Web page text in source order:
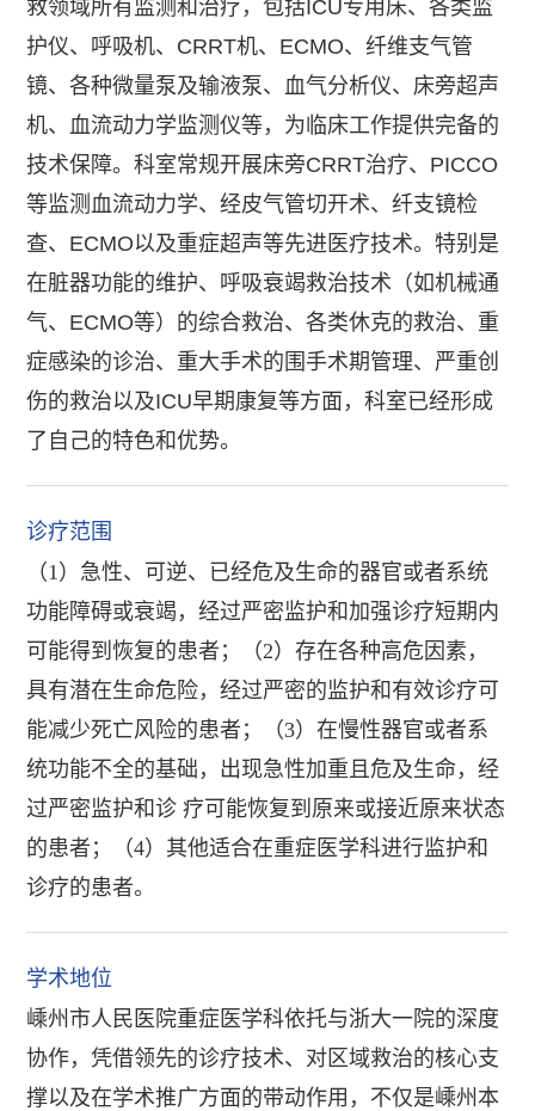
救领域所有监测和治疗，包括ICU专用床、各类监
护仪、呼吸机、CRRT机、ECMO、纤维支气管
镜、各种微量泵及输液泵、血气分析仪、床旁超声
机、血流动力学监测仪等，为临床工作提供完备的
技术保障。科室常规开展床旁CRRT治疗、PICCO
等监测血流动力学、经皮气管切开术、纤支镜检
查、ECMO以及重症超声等先进医疗技术。特别是
在脏器功能的维护、呼吸衰竭救治技术（如机械通
气、ECMO等）的综合救治、各类休克的救治、重
症感染的诊治、重大手术的围手术期管理、严重创
伤的救治以及ICU早期康复等方面，科室已经形成
了自己的特色和优势。
诊疗范围
（1）急性、可逆、已经危及生命的器官或者系统
功能障碍或衰竭，经过严密监护和加强诊疗短期内
可能得到恢复的患者；（2）存在各种高危因素，
具有潜在生命危险，经过严密的监护和有效诊疗可
能减少死亡风险的患者；（3）在慢性器官或者系
统功能不全的基础，出现急性加重且危及生命，经
过严密监护和诊 疗可能恢复到原来或接近原来状态
的患者；（4）其他适合在重症医学科进行监护和
诊疗的患者。
学术地位
嵊州市人民医院重症医学科依托与浙大一院的深度
协作，凭借领先的诊疗技术、对区域救治的核心支
撑以及在学术推广方面的带动作用，不仅是嵊州本